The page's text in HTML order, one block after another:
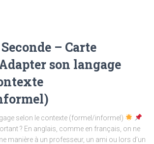
– Carte
son langage
selon le contexte (formel/informel)
? En anglais, comme en français, on ne
manière à un professeur, un ami ou lors d’un